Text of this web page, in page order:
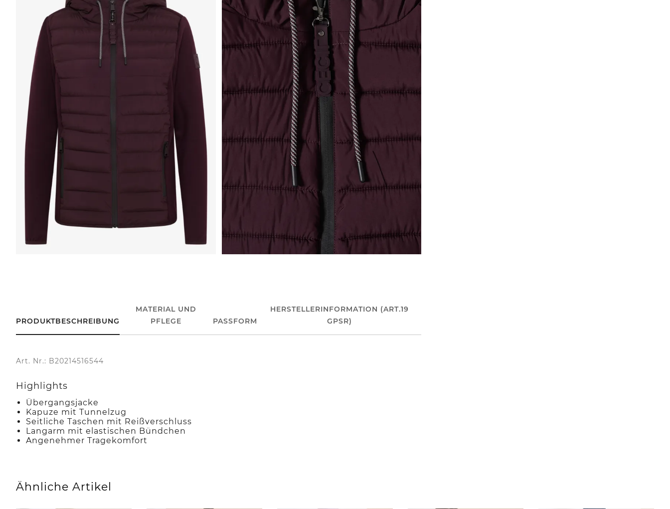
PRODUKTBESCHREIBUNG
MATERIAL UND
PFLEGE
PASSFORM
HERSTELLERINFORMATION (ART.19
GPSR)
Art. Nr.: B20214516544
Highlights
Übergangsjacke
Kapuze mit Tunnelzug
Seitliche Taschen mit Reißverschluss
Langarm mit elastischen Bündchen
Angenehmer Tragekomfort
Ähnliche Artikel